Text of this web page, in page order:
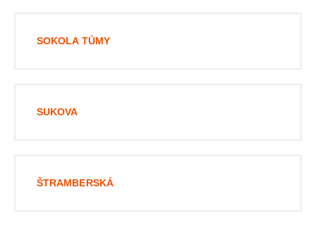
SOKOLA TŮMY
SUKOVA
ŠTRAMBERSKÁ